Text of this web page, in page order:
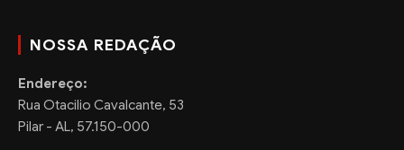
NOSSA REDAÇÃO
Endereço:
Rua Otacilio Cavalcante, 53
Pilar - AL, 57.150-000